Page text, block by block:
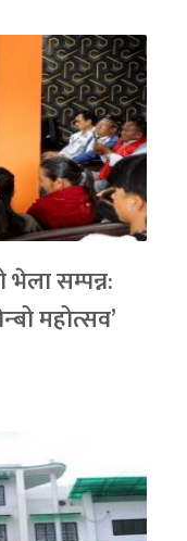
सम्पन्न:
महोत्सव’